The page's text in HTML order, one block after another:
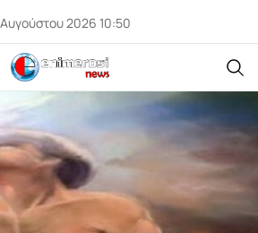
2026 10:50